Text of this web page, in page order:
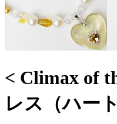
< Climax of
レス（ハー